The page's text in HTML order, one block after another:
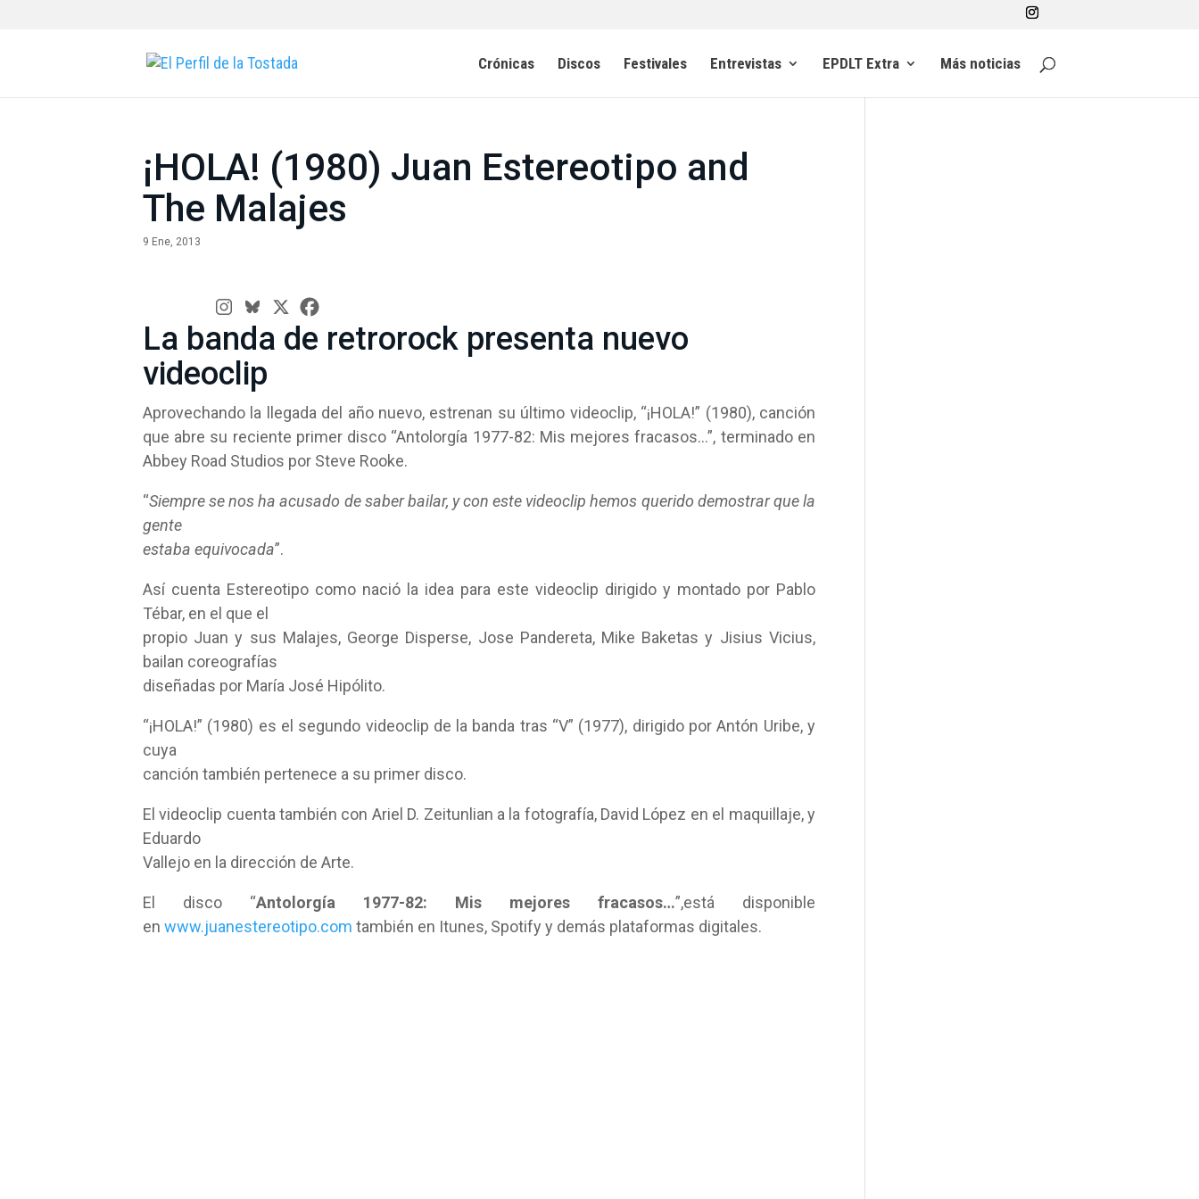
Crónicas Discos Festivales Entrevistas EPDLT Extra Más noticias
¡HOLA! (1980) Juan Estereotipo and
The Malajes
9 Ene, 2013
La banda de retrorock presenta nuevo
videoclip
Aprovechando la llegada del año nuevo, estrenan su último videoclip, “¡HOLA!” (1980), canción
que abre su reciente primer disco “Antolorgía 1977-82: Mis mejores fracasos…”, terminado en
Abbey Road Studios por Steve Rooke.
“Siempre se nos ha acusado de saber bailar, y con este videoclip hemos querido demostrar que la
gente
estaba equivocada”.
Así cuenta Estereotipo como nació la idea para este videoclip dirigido y montado por Pablo
Tébar, en el que el
propio Juan y sus Malajes, George Disperse, Jose Pandereta, Mike Baketas y Jisius Vicius,
bailan coreografías
diseñadas por María José Hipólito.
“¡HOLA!” (1980) es el segundo videoclip de la banda tras “V” (1977), dirigido por Antón Uribe, y
cuya
canción también pertenece a su primer disco.
El videoclip cuenta también con Ariel D. Zeitunlian a la fotografía, David López en el maquillaje, y
Eduardo
Vallejo en la dirección de Arte.
El disco “Antolorgía 1977-82: Mis mejores fracasos…”,está disponible
en www.juanestereotipo.com también en Itunes, Spotify y demás plataformas digitales.